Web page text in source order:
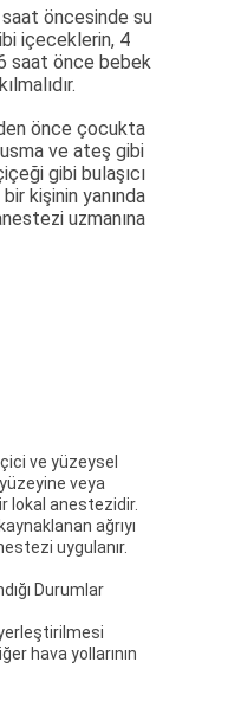
öncesinde su
içeceklerin, 4
saat önce bebek
önce çocukta
ve ateş gibi
gibi bulaşıcı
kişinin yanında
uzmanına
ve yüzeysel
veya
lokal anestezidir.
ağrıyı
uygulanır.
Durumlar
hava yollarının